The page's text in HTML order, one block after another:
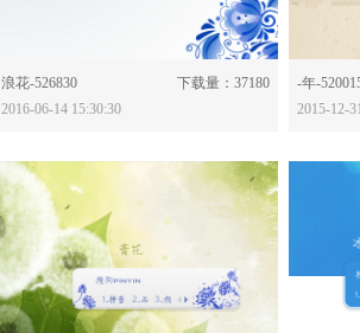
浪花-526830
下载量：37180
2016-06-14 15:30:30
-年-
2015-12-